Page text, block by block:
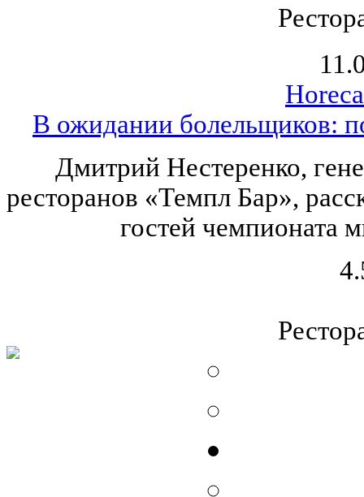
В ожидании болельщиков:
Дмитрий Нестеренко,
ресторанов «Темпл Бар»,
гостей чемпионата